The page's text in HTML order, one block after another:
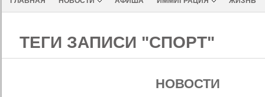
ТЕГИ ЗАПИСИ "СПОРТ"
НОВОСТИ